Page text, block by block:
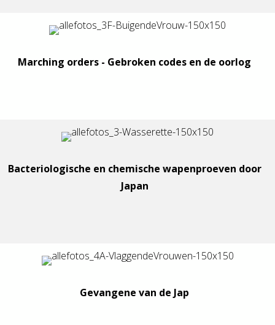
Marching orders - Gebroken codes en de oorlog
Bacteriologische en chemische wapenproeven door
Japan
Gevangene van de Jap